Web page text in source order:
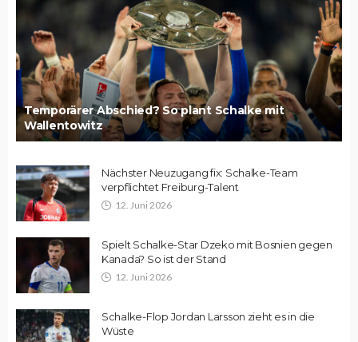
Temporärer Abschied? So plant Schalke mit
Wallentowitz
Nächster Neuzugang fix: Schalke-Team
verpflichtet Freiburg-Talent
12. Juni 2026
Spielt Schalke-Star Dzeko mit Bosnien gegen
Kanada? So ist der Stand
12. Juni 2026
Schalke-Flop Jordan Larsson zieht es in die
Wüste